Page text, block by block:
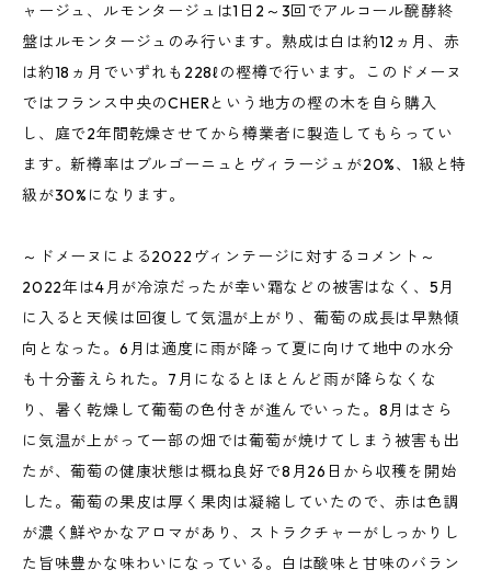
ャージュ、ルモンタージュは1日2～3回でアルコール醗酵終
盤はルモンタージュのみ行います。熟成は白は約12ヵ月、赤
は約18ヵ月でいずれも228ℓの樫樽で行います。このドメーヌ
ではフランス中央のCHERという地方の樫の木を自ら購入
し、庭で2年間乾燥させてから樽業者に製造してもらってい
ます。新樽率はブルゴーニュとヴィラージュが20%、1級と特
級が30%になります。
～ドメーヌによる2022ヴィンテージに対するコメント～
2022年は4月が冷涼だったが幸い霜などの被害はなく、5月
に入ると天候は回復して気温が上がり、葡萄の成長は早熟傾
向となった。6月は適度に雨が降って夏に向けて地中の水分
も十分蓄えられた。7月になるとほとんど雨が降らなくな
り、暑く乾燥して葡萄の色付きが進んでいった。8月はさら
に気温が上がって一部の畑では葡萄が焼けてしまう被害も出
たが、葡萄の健康状態は概ね良好で8月26日から収穫を開始
した。葡萄の果皮は厚く果肉は凝縮していたので、赤は色調
が濃く鮮やかなアロマがあり、ストラクチャーがしっかりし
た旨味豊かな味わいになっている。白は酸味と甘味のバラン